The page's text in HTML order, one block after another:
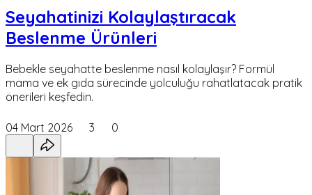
Seyahatinizi Kolaylaştıracak
Beslenme Ürünleri
Bebekle seyahatte beslenme nasıl kolaylaşır? Formül
mama ve ek gıda sürecinde yolculuğu rahatlatacak pratik
önerileri keşfedin.
04 Mart 2026 3 0